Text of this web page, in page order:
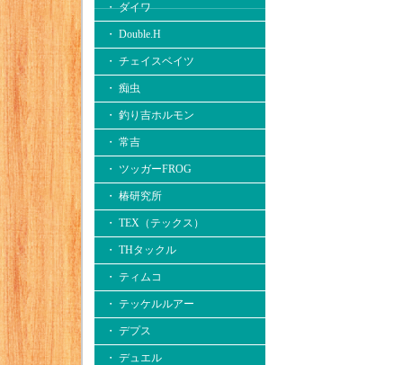
・ ダイワ
・ Double.H
・ チェイスベイツ
・ 痴虫
・ 釣り吉ホルモン
・ 常吉
・ ツッガーFROG
・ 椿研究所
・ TEX（テックス）
・ THタックル
・ ティムコ
・ テッケルルアー
・ デプス
・ デュエル